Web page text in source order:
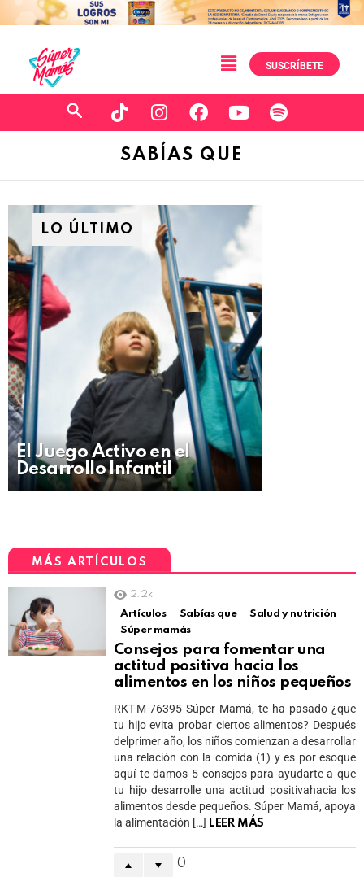
SUSCRÍBETE
SABÍAS QUE
LO ÚLTIMO
El Juego Activo en el
Desarrollo Infantil
MÁS ARTÍCULOS
2.2k
Artículos
Sabías que
Salud y nutrición
Súper mamás
Consejos para fomentar una
actitud positiva hacia los
alimentos en los niños pequeños
RKT-M-76395 Súper Mamá, te ha pasado ¿que
tu hijo evita probar ciertos alimentos? Después
delprimer año, los niños comienzan a desarrollar
una relación con la comida (1) y es por esoque
aquí te damos 5 consejos para ayudarte a que
tu hijo desarrolle una actitud positivahacia los
alimentos desde pequeños. Súper Mamá, apoya
la alimentación […] LEER MÁS
0